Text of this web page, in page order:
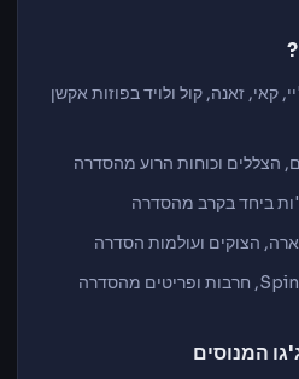
קאי, זאנה, קול ולויד בפוזות אקשן
הצללים וכוחות הרוע מהסדרה
ביחד בקרב מהסדרה
הצוקים ועולמות הסדרה
המנוסים